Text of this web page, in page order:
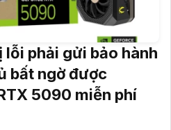
lỗi phải gửi bảo hành
bất ngờ được
5090 miễn phí